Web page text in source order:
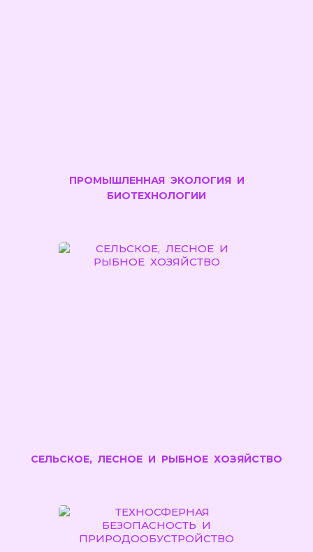
ПРОМЫШЛЕННАЯ ЭКОЛОГИЯ И
БИОТЕХНОЛОГИИ
СЕЛЬСКОЕ, ЛЕСНОЕ И РЫБНОЕ ХОЗЯЙСТВО